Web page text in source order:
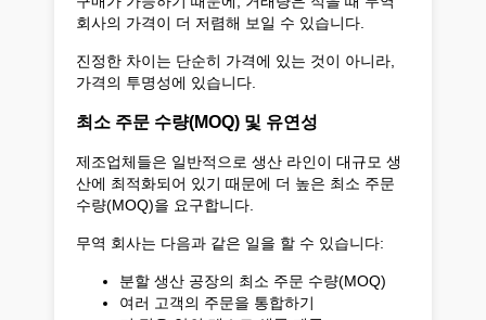
회사의 가격이 더 저렴해 보일 수 있습니다.
진정한 차이는 단순히 가격에 있는 것이 아니라,
가격의 투명성에 있습니다.
최소 주문 수량(MOQ) 및 유연성
제조업체들은 일반적으로 생산 라인이 대규모 생
산에 최적화되어 있기 때문에 더 높은 최소 주문
수량(MOQ)을 요구합니다.
무역 회사는 다음과 같은 일을 할 수 있습니다:
분할 생산 공장의 최소 주문 수량(MOQ)
여러 고객의 주문을 통합하기